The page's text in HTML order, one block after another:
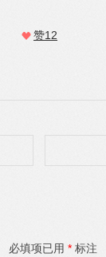
赞12
必填项已用 * 标注